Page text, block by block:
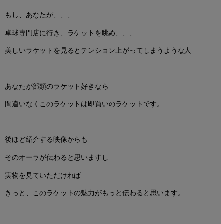
もし、あなたが、、、
卓球専門店に行き、ラケットを眺め、、、
美しいラケットを見るとテンション上がってしまうような人
あなたが部類のラケット好きなら
間違いなくこのラケットは即買いのラケットです。
後ほど紹介する映像からも
そのオーラが伝わると思いますし
実物を見ていただければ
きっと、このラケットの魅力がもっと伝わると思います。